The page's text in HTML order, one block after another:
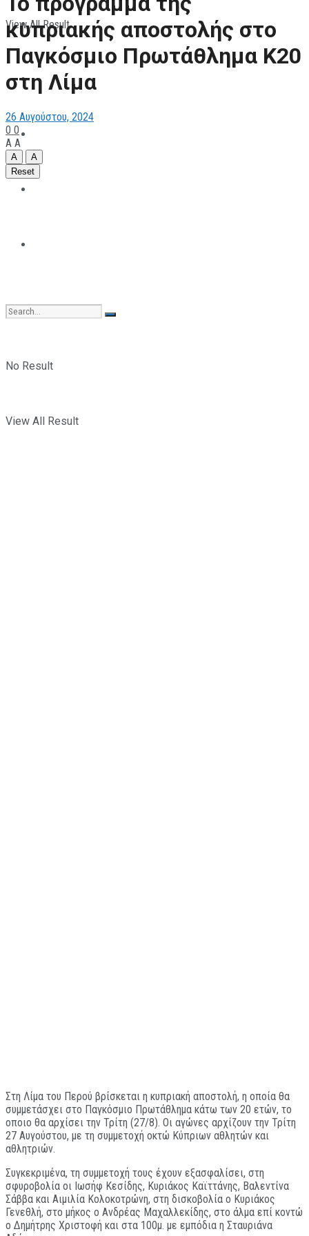
ΠΑΡΑΘΛΗΤΙΣΜΟΣ
ΜΗΧΑΝΟΚΙΝΗΤΑ
No Result
View All Result
View All Result
κυπριακής αποστολής στο
Παγκόσμιο Πρωτάθλημα Κ20
στη Λίμα
26 Αυγούστου, 2024
0 0
A A
A
A
Reset
Στη Λίμα του Περού βρίσκεται η κυπριακή αποστολή, η οποία θα
συμμετάσχει στο Παγκόσμιο Πρωτάθλημα κάτω των 20 ετών, το
οποιο θα αρχίσει την Τρίτη (27/8). Οι αγώνες αρχίζουν την Τρίτη
27 Αυγούστου, με τη συμμετοχή οκτώ Κύπριων αθλητών και
αθλητριών.
Συγκεκριμένα, τη συμμετοχή τους έχουν εξασφαλίσει, στη
σφυροβολία οι Ιωσήφ Κεσίδης, Κυριάκος Καϊττάνης, Βαλεντίνα
Σάββα και Αιμιλία Κολοκοτρώνη, στη δισκοβολία ο Κυριάκος
Γενεθλή, στο μήκος ο Ανδρέας Μαχαλλεκίδης, στο άλμα επί κοντώ
ο Δημήτρης Χριστοφή και στα 100μ. με εμπόδια η Σταυριάνα